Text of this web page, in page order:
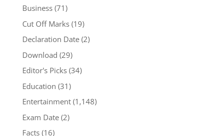
Business(71)
Cut Off Marks(19)
Declaration Date(2)
Download (29)
Editor's Picks(34)
Education (31)
Entertainment(1,148)
Exam Date(2)
Facts(16)